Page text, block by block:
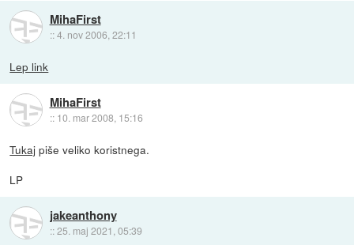
MihaFirst
::4. nov 2006, 22:11
Lep link
MihaFirst
:: 10. mar 2008, 15:16
Tukaj piše veliko koristnega.
LP
jakeanthony
::25. maj 2021, 05:39